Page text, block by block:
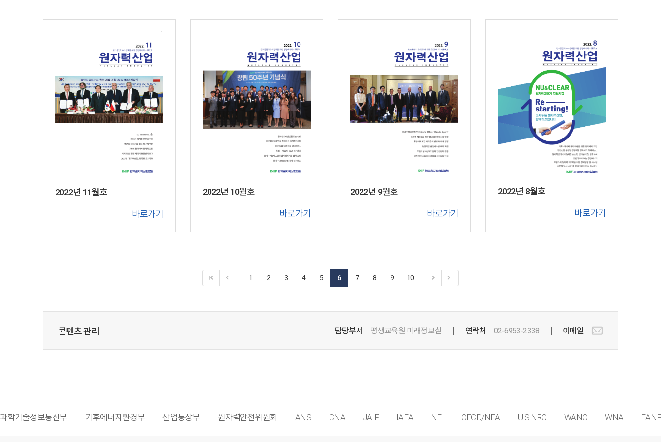
2022년 11월호
바로가기
2022년 10월호
바로가기
2022년 9월호
바로가기
2022년 8월호
바로가기
1 2 3 4 5 6 7 8 9 10
콘텐츠 관리 담당부서 평생교육원 미래정보실 연락처 02-6953-2338 이메일
과학기술정보통신부 기후에너지환경부 산업통상부 원자력안전위원회 ANS CNA JAIF IAEA NEI OECD/NEA U.S.NRC WANO WNA EANF